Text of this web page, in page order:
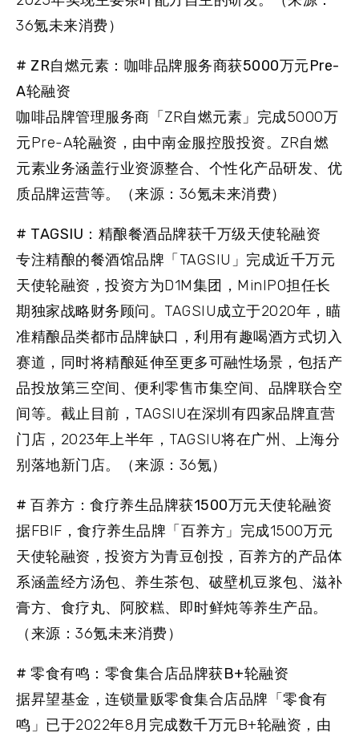
36氪未来消费）
# ZR自燃元素：咖啡品牌服务商获5000万元Pre-
A轮融资
咖啡品牌管理服务商「ZR自燃元素」完成5000万
元Pre-A轮融资，由中南金服控股投资。ZR自燃
元素业务涵盖行业资源整合、个性化产品研发、优
质品牌运营等。（来源：36氪未来消费）
# TAGSIU：精酿餐酒品牌获千万级天使轮融资
专注精酿的餐酒馆品牌「TAGSIU」完成近千万元
天使轮融资，投资方为D1M集团，MinIPO担任长
期独家战略财务顾问。TAGSIU成立于2020年，瞄
准精酿品类都市品牌缺口，利用有趣喝酒方式切入
赛道，同时将精酿延伸至更多可融性场景，包括产
品投放第三空间、便利零售市集空间、品牌联合空
间等。截止目前，TAGSIU在深圳有四家品牌直营
门店，2023年上半年，TAGSIU将在广州、上海分
别落地新门店。（来源：36氪）
# 百养方：食疗养生品牌获1500万元天使轮融资
据FBIF，食疗养生品牌「百养方」完成1500万元
天使轮融资，投资方为青豆创投，百养方的产品体
系涵盖经方汤包、养生茶包、破壁机豆浆包、滋补
膏方、食疗丸、阿胶糕、即时鲜炖等养生产品。
（来源：36氪未来消费）
# 零食有鸣：零食集合店品牌获B+轮融资
据昇望基金，连锁量贩零食集合店品牌「零食有
鸣」已于2022年8月完成数千万元B+轮融资，由